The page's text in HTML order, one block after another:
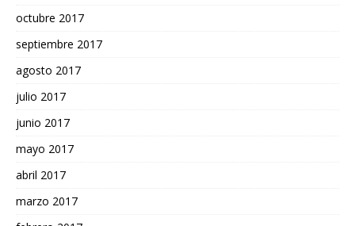
octubre 2017
septiembre 2017
agosto 2017
julio 2017
junio 2017
mayo 2017
abril 2017
marzo 2017